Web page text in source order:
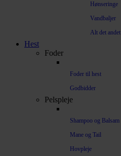
Hønseringe
Vandbaljer
Alt det andet
Hest
Foder
Foder til hest
Godbidder
Pelspleje
Shampoo og Balsam
Mane og Tail
Hovpleje